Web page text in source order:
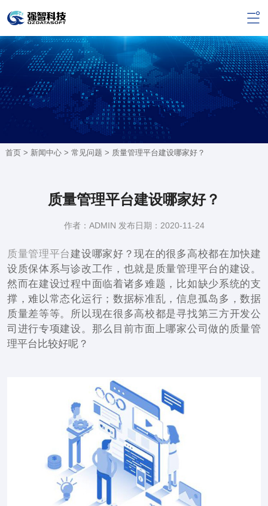
首页 > 新闻中心> 常见问题 > 质量管理平台建设哪家好？
质量管理平台建设哪家好？
作者：ADMIN 发布日期：2020-11-24
质量管理平台建设哪家好？现在的很多高校都在加快建
设质保体系与诊改工作，也就是质量管理平台的建设。
然而在建设过程中面临着诸多难题，比如缺少系统的支
撑，难以常态化运行；数据标准乱，信息孤岛多，数据
质量差等等。所以现在很多高校都是寻找第三方开发公
司进行专项建设。那么目前市面上哪家公司做的质量管
理平台比较好呢？